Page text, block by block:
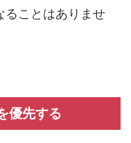
ることはありませ
優先する